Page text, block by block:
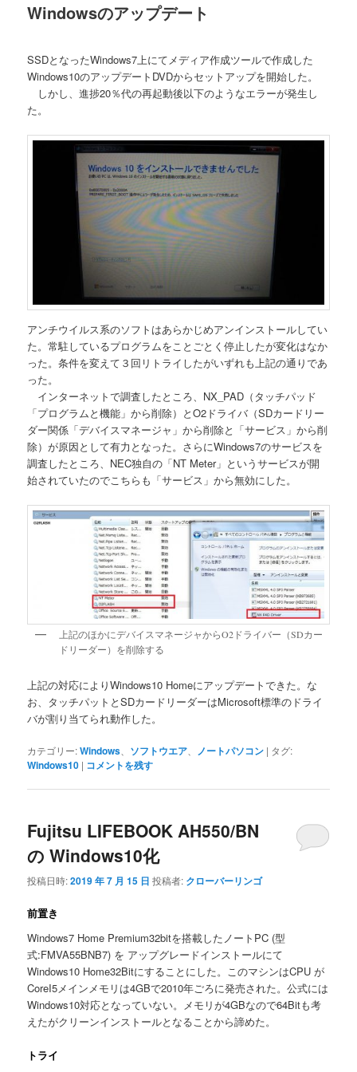
Windowsのアップデート
SSDとなったWindows7上にてメディア作成ツールで作成した
Windows10のアップデートDVDからセットアップを開始した。
しかし、進捗20％代の再起動後以下のようなエラーが発生し
た。
アンチウイルス系のソフトはあらかじめアンインストールしてい
た。常駐しているプログラムをことごとく停止したが変化はなか
った。条件を変えて３回リトライしたがいずれも上記の通りであ
った。
インターネットで調査したところ、NX_PAD（タッチパッド
「プログラムと機能」から削除）とO2ドライバ（SDカードリー
ダー関係「デバイスマネージャ」から削除と「サービス」から削
除）が原因として有力となった。さらにWindows7のサービスを
調査したところ、NEC独自の「NT Meter」というサービスが開
始されていたのでこちらも「サービス」から無効にした。
上記のほかにデバイスマネージャからO2ドライバー（SDカー
ドリーダー）を削除する
上記の対応によりWindows10 Homeにアップデートできた。な
お、タッチパットとSDカードリーダーはMicrosoft標準のドライ
バが割り当てられ動作した。
カテゴリー:Windows ソフトウエア ノートパソコン | タグ:
Windows10 | コメントを残す
Fujitsu LIFEBOOK AH550/BN
の Windows10化
投稿日時:2019 年 7 月 15 日 投稿者: クローバーリンゴ
前置き
Windows7 Home Premium32bitを搭載したノートPC (型
式:FMVA55BNB7) を アップグレードインストールにて
Windows10 Home32Bitにすることにした。このマシンはCPU が
CoreI5メインメモリは4GBで2010年ごろに発売された。公式には
Windows10対応となっていない。メモリが4GBなので64Bitも考
えたがクリーンインストールとなることから諦めた。
トライ